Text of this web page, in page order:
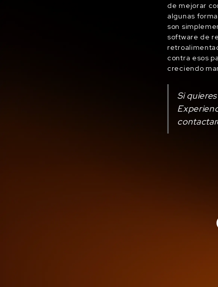
de mejorar
algunas
son
software de
contra esos
creciendo
Si